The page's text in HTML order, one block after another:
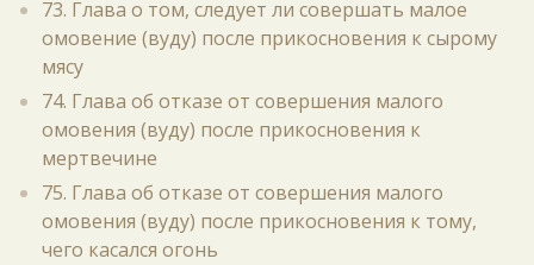
73. Глава о том, следует ли совершать малое
омовение (вуду) после прикосновения к сырому
мясу
74. Глава об отказе от совершения малого
омовения (вуду) после прикосновения к
мертвечине
75. Глава об отказе от совершения малого
омовения (вуду) после прикосновения к тому,
чего касался огонь